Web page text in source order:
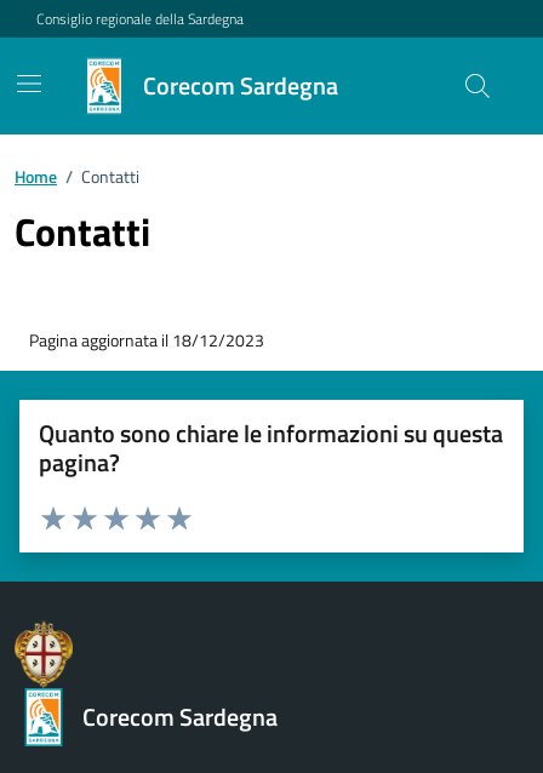
Vai ai contenuti
Vai al footer
Consiglio regionale della Sardegna
Corecom Sardegna
Home / Contatti
Contatti
Pagina aggiornata il 18/12/2023
Quanto sono chiare le informazioni su questa
pagina?
Valuta 5 stelle su 5
Valuta 4 stelle su 5
Valuta 3 stelle su 5
Valuta 2 stelle su 5
Valuta 1 stelle su 5
Corecom Sardegna